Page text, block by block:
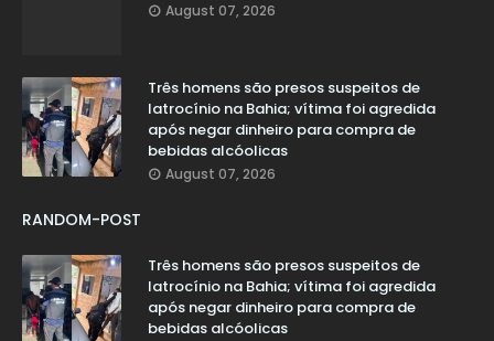
August 07, 2026
Três homens são presos suspeitos de
latrocínio na Bahia; vítima foi agredida
após negar dinheiro para compra de
bebidas alcóolicas
August 07, 2026
RANDOM-POST
Três homens são presos suspeitos de
latrocínio na Bahia; vítima foi agredida
após negar dinheiro para compra de
bebidas alcóolicas